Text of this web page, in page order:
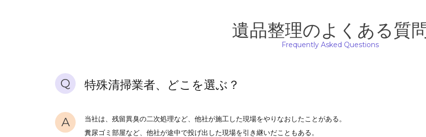
遺品整理のよくある質問
Frequently Asked Questions
Q 特殊清掃業者、どこを選ぶ？
A
当社は、残留異臭の二次処理など、他社が施工した現場をやりなおしたことがある。
糞尿ゴミ部屋など、他社が途中で投げ出した現場を引き継いだこともある。